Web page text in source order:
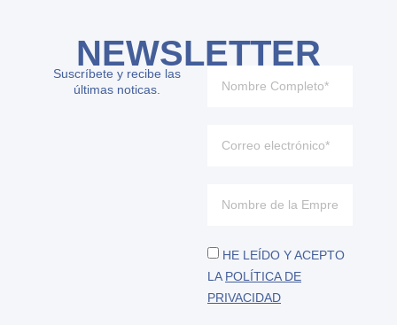
NEWSLETTER
Suscríbete y recibe las
últimas noticas.
HE LEÍDO Y ACEPTO
LA POLÍTICA DE
PRIVACIDAD